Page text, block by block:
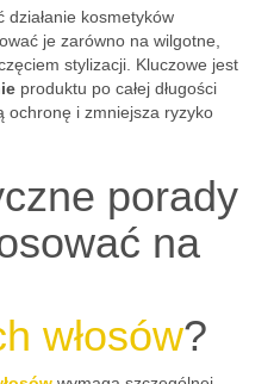
kosmetyków
je zarówno na wilgotne,
stylizacji. Kluczowe jest
produktu po całej długości
ochronę i zmniejsza ryzyko
porady
na
włosów?